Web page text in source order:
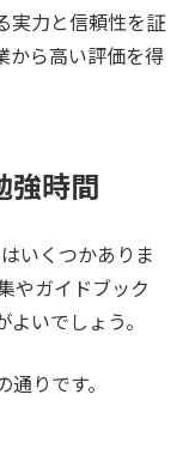
実力と信頼性を証
から高い評価を得
強時間
いくつかありま
やガイドブック
いでしょう。
りです。